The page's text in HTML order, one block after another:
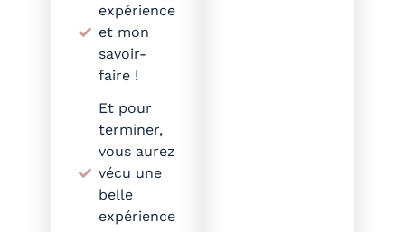
expérience
et mon
savoir-
faire !
Et pour
terminer,
vous aurez
vécu une
belle
expérience